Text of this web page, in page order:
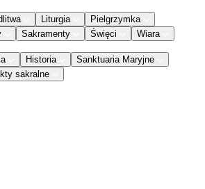
Liturgia
Pielgrzymka
Sakramenty Święci Wiara
Historia
Sanktuaria Maryjne
sakralne